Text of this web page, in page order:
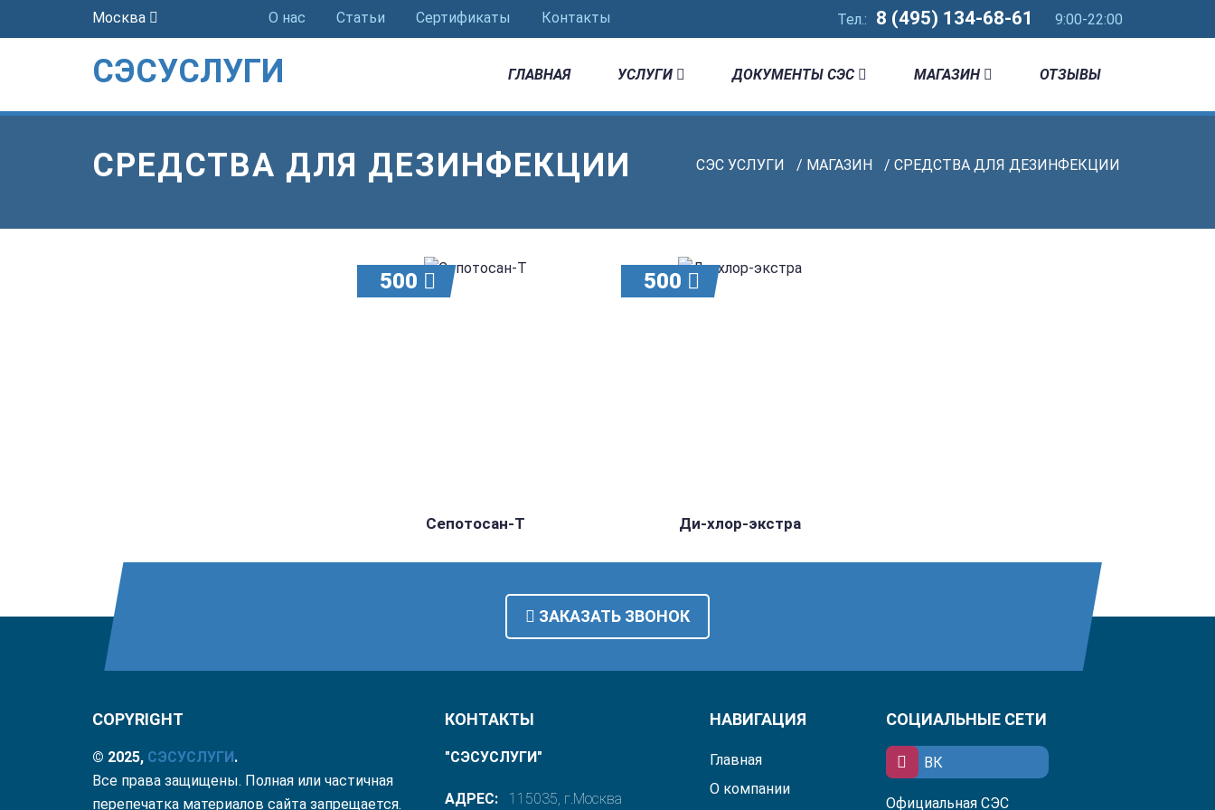
Москва О нас Статьи Сертификаты Контакты Тел.: 8 (495) 134-68-61 9:00-22:00
СЭСУСЛУГИ ГЛАВНАЯ УСЛУГИ ДОКУМЕНТЫ СЭС МАГАЗИН ОТЗЫВЫ
СРЕДСТВА ДЛЯ ДЕЗИНФЕКЦИИ СЭС УСЛУГИ / МАГАЗИН / СРЕДСТВА ДЛЯ ДЕЗИНФЕКЦИИ
Cепотосан-Т
500
Ди-хлор-экстра
500
ЗАКАЗАТЬ ЗВОНОК
COPYRIGHT
© 2025, СЭСУСЛУГИ.
Все права защищены. Полная или частичная
перепечатка материалов сайта запрещается.
КОНТАКТЫ
"СЭСУСЛУГИ"
АДРЕС: 115035, г.Москва
НАВИГАЦИЯ
Главная
О компании
СОЦИАЛЬНЫЕ СЕТИ
ВК
Официальная СЭС